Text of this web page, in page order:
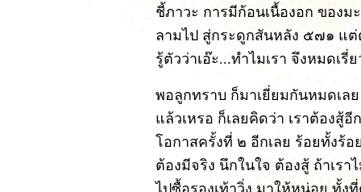
ชี้ภาวะ การมีก้อนเนื้องอก ของ
ลามไป สู่กระดูกสันหลัง ๕๗๑ แ
รู้ตัวว่าเอ๊ะ...ทำไมเรา จึงหมดเ
พอลูกทราบ ก็มาเยี่ยมกันหมดเล
แล้วเหรอ ก็เลยคิดว่า เราต้องสู้
โอกาสครั้งที่ ๒ อีกเลย ร้อยทั้งร้
ต้องมีจริง นึกในใจ ต้องสู้ ถ้าเรา
ไปซื้อรองเท้าวิ่ง มาให้หน่อย ทั้ง